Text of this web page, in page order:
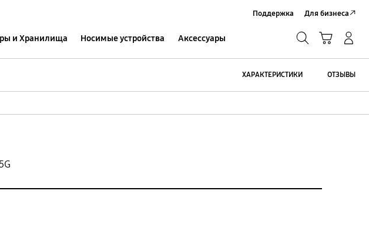
и Хранилища Носимые устройства Аксессуары
Поддержка Для бизнеса
ХАРАКТЕРИСТИКИ ОТЗЫВЫ